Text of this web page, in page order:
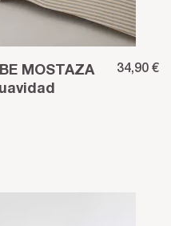
MOSTAZA
34,90 €